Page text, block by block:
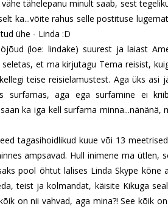
tähelepanu minult saab, sest
ka...võite rahus selle postituse
ühe - Linda :D
(loe: lindake) suurest ja laiast
et ma kirjutagu Tema reisist,
teise reisielamustest. Aga üks asi
surfamas, aga ega surfamine ei
ka iga kell surfama minna...nänänä,
tagasihoidlikud kuue või 13
ampsavad. Hull inimene ma ütlen,
pool õhtut lalises Linda Skype kõne
teist ja kolmandat, käisite Kikuga
on nii vahvad, aga mina?! See kõik